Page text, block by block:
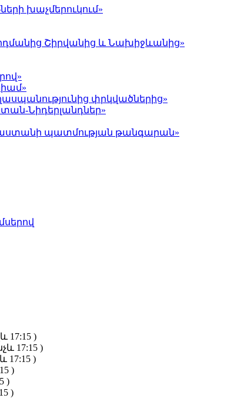
խաչմերուկում»
Շիրվանից և Նախիջևանից»
փրկվածներից»
Նիդերլանդներ»
պատմության թանգարան»
17:15 )
17:15 )
17:15 )
)
)
)